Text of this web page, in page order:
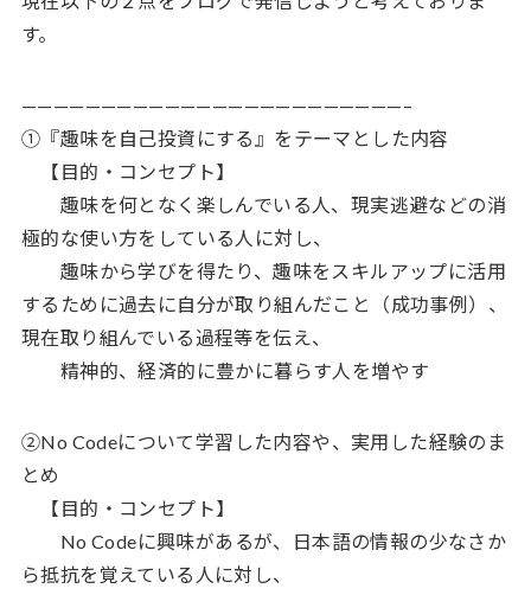
す。
————————————————————————–
①『趣味を自己投資にする』をテーマとした内容
【目的・コンセプト】
趣味を何となく楽しんでいる人、現実逃避などの消
極的な使い方をしている人に対し、
趣味から学びを得たり、趣味をスキルアップに活用
するために過去に自分が取り組んだこと（成功事例）、
現在取り組んでいる過程等を伝え、
精神的、経済的に豊かに暮らす人を増やす
②No Codeについて学習した内容や、実用した経験のま
とめ
【目的・コンセプト】
No Codeに興味があるが、日本語の情報の少なさか
ら抵抗を覚えている人に対し、